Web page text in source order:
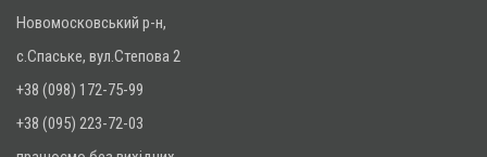
Новомосковський р-н,
с.Спаське, вул.Степова 2
+38 (098) 172-75-99
+38 (095) 223-72-03